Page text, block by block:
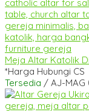
Meja Altar Katolik Di
*Harga Hubungi CS
Tersedia / AJ-MAG